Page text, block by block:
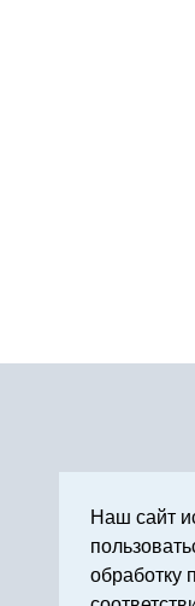
Наш сайт
обработку